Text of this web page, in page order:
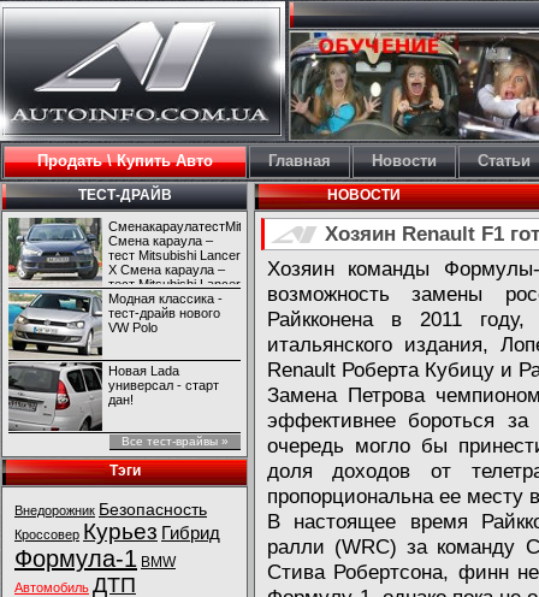
Продать \ Купить Авто Главная Новости Статьи
ТЕСТ-ДРАЙВ
СменакараулатестMitsubishiLancerX
Смена караула –
тест Mitsubishi Lancer
X Смена караула –
тест Mitsubishi Lancer
X
Модная классика -
тест-драйв нового
VW Polo
Новая Lada
универсал - старт
дан!
Все тест-врайвы »
Тэги
Внедорожник Безопасность
Кроссовер Курьез Гибрид
Формула-1 BMW
Автомобиль ДТП
НОВОСТИ
Хозяин Renault F1
Хозяин команды
возможность замены
Райкконена в 2011
итальянского издания,
Renault Роберта Кубицу и
Замена Петрова
эффективнее бороться
очередь могло бы
доля доходов от
пропорциональна ее месту
В настоящее время
ралли (WRC) за команду
Стива Робертсона, финн